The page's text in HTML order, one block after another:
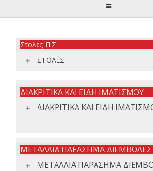
Στολές Π.Σ.
ΣΤΟΛΕΣ
ΔΙΑΚΡΙΤΙΚΑ ΚΑΙ ΕΙΔΗ ΙΜΑΤΙΣΜΟΥ
ΔΙΑΚΡΙΤΙΚΑ ΚΑΙ ΕΙΔΗ
ΜΕΤΑΛΛΙΑ ΠΑΡΑΣΗΜΑ ΔΙΕΜΒΟΛΕΣ
ΜΕΤΑΛΛΙΑ ΠΑΡΑΣΗΜΑ